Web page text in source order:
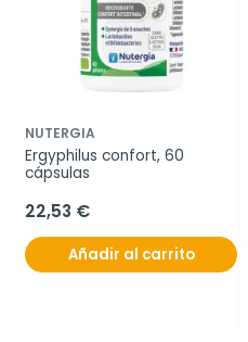
NUTERGIA
Ergyphilus confort, 60
cápsulas
22,53 €
Añadir al carrito